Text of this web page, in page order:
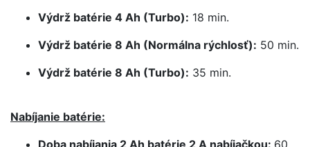
Výdrž batérie 4 Ah (Turbo): 18 min.
Výdrž batérie 8 Ah (Normálna rýchlosť): 50 min.
Výdrž batérie 8 Ah (Turbo): 35 min.
Nabíjanie batérie:
Doba nabíjania 2 Ah batérie 2 A nabíjačkou: 60